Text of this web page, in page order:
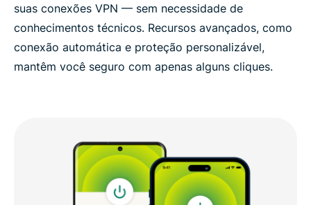
suas conexões VPN — sem necessidade de
conhecimentos técnicos. Recursos avançados, como
conexão automática e proteção personalizável,
mantêm você seguro com apenas alguns cliques.